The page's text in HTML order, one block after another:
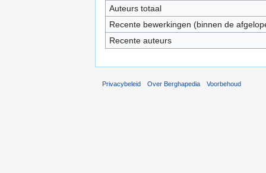
Auteurs totaal
Recente bewerkingen (binnen de
Recente auteurs
Privacybeleid Over Berghapedia Voorbehoud